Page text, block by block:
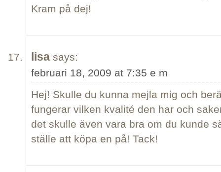
Kram på dej!
lisa says:
februari 18, 2009 at 7:35 e m
Hej! Skulle du kunna mejla mig och
fungerar vilken kvalité den har och
det skulle även vara bra om du kunde
ställe att köpa en på! Tack!